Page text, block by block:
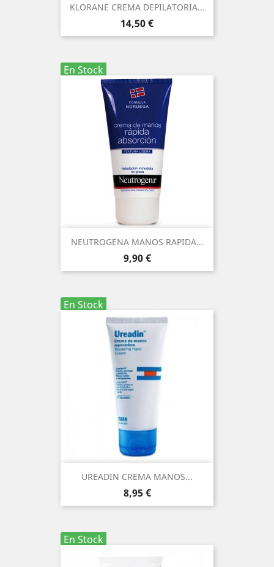
KLORANE CREMA DEPILATORIA...
Precio
14,50 €
En Stock
NEUTROGENA MANOS RAPIDA...
Precio
9,90 €
En Stock
UREADIN CREMA MANOS...
Precio
8,95 €
En Stock